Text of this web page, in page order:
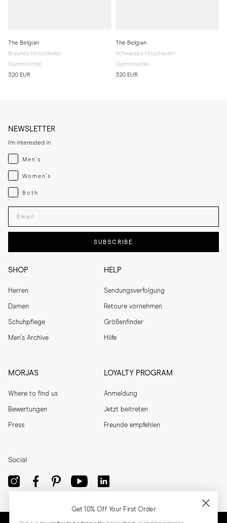
The Belgian
Braunes Hirschleder
Gummisohle
320 EUR
The Belgian
Schwarzes Hirschleder
Gummisohle
320 EUR
SHOP
Herren
Damen
Schuhpflege
Men's Archive
HELP
Sendungsverfolgung
Retoure vornehmen
Größenfinder
Hilfe
MORJAS
Where to find us
Bewertungen
Press
LOYALTY PROGRAM
Anmeldung
Jetzt beitreten
Freunde empfehlen
NEWSLETTER
I'm interested in
Menswear
Men's
Womenswear
Women's
Both
Both
SUBSCRIBE
Social
Get 10% Off Your First Order